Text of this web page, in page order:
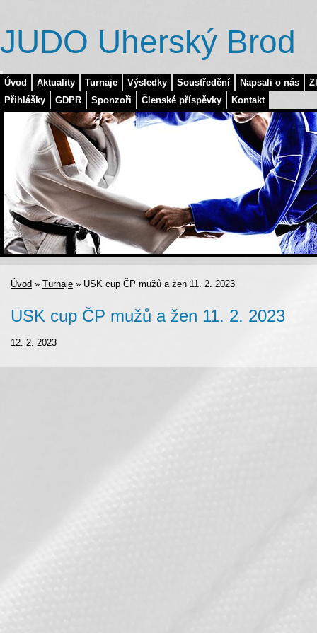
Úvod Aktuality Turnaje Výsledky Soustředění Napsali o nás
Přihlášky
GDPR Sponzoři Členské příspěvky Kontakt
JUDO Uherský Brod
Úvod » Turnaje » USK cup ČP mužů a žen 11. 2. 2023
USK cup ČP mužů a žen 11. 2. 2023
12. 2. 2023